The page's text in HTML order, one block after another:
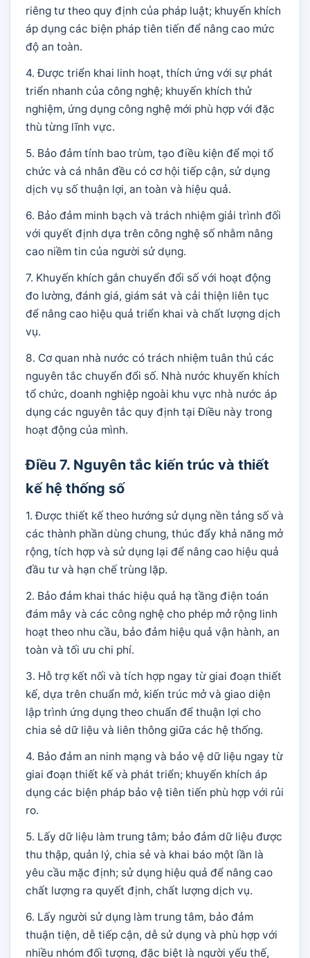
riêng tư theo quy định của pháp luật; khuyến khích
áp dụng các biện pháp tiên tiến để nâng cao mức
độ an toàn.
4. Được triển khai linh hoạt, thích ứng với sự phát
triển nhanh của công nghệ; khuyến khích thử
nghiệm, ứng dụng công nghệ mới phù hợp với đặc
thù từng lĩnh vực.
5. Bảo đảm tính bao trùm, tạo điều kiện để mọi tổ
chức và cá nhân đều có cơ hội tiếp cận, sử dụng
dịch vụ số thuận lợi, an toàn và hiệu quả.
6. Bảo đảm minh bạch và trách nhiệm giải trình đối
với quyết định dựa trên công nghệ số nhằm nâng
cao niềm tin của người sử dụng.
7. Khuyến khích gắn chuyển đổi số với hoạt động
đo lường, đánh giá, giám sát và cải thiện liên tục
để nâng cao hiệu quả triển khai và chất lượng dịch
vụ.
8. Cơ quan nhà nước có trách nhiệm tuân thủ các
nguyên tắc chuyển đổi số. Nhà nước khuyến khích
tổ chức, doanh nghiệp ngoài khu vực nhà nước áp
dụng các nguyên tắc quy định tại Điều này trong
hoạt động của mình.
Điều 7. Nguyên tắc kiến trúc và thiết
kế hệ thống số
1. Được thiết kế theo hướng sử dụng nền tảng số và
các thành phần dùng chung, thúc đẩy khả năng mở
rộng, tích hợp và sử dụng lại để nâng cao hiệu quả
đầu tư và hạn chế trùng lặp.
2. Bảo đảm khai thác hiệu quả hạ tầng điện toán
đám mây và các công nghệ cho phép mở rộng linh
hoạt theo nhu cầu, bảo đảm hiệu quả vận hành, an
toàn và tối ưu chi phí.
3. Hỗ trợ kết nối và tích hợp ngay từ giai đoạn thiết
kế, dựa trên chuẩn mở, kiến trúc mở và giao diện
lập trình ứng dụng theo chuẩn để thuận lợi cho
chia sẻ dữ liệu và liên thông giữa các hệ thống.
4. Bảo đảm an ninh mạng và bảo vệ dữ liệu ngay từ
giai đoạn thiết kế và phát triển; khuyến khích áp
dụng các biện pháp bảo vệ tiên tiến phù hợp với rủi
ro.
5. Lấy dữ liệu làm trung tâm; bảo đảm dữ liệu được
thu thập, quản lý, chia sẻ và khai báo một lần là
yêu cầu mặc định; sử dụng hiệu quả để nâng cao
chất lượng ra quyết định, chất lượng dịch vụ.
6. Lấy người sử dụng làm trung tâm, bảo đảm
thuận tiện, dễ tiếp cận, dễ sử dụng và phù hợp với
nhiều nhóm đối tượng, đặc biệt là người yếu thế,